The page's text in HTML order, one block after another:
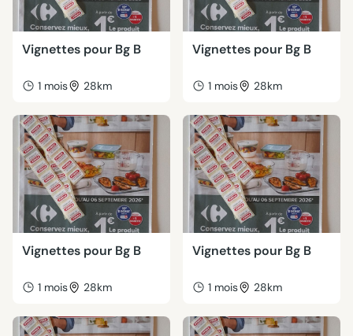
Vignettes pour Bg B
1 mois 28km
Vignettes pour Bg B
1 mois 28km
Vignettes pour Bg B
1 mois 28km
Vignettes pour Bg B
1 mois 28km